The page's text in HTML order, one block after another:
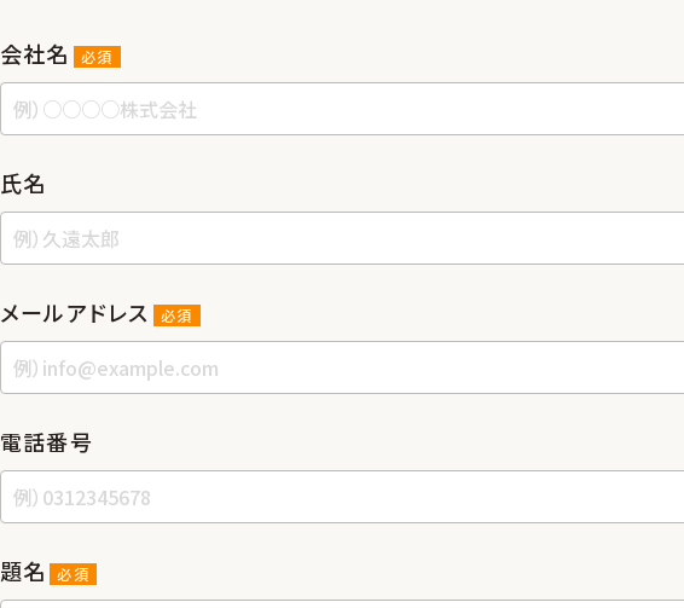
会社名 必須
⽒名
メールアドレス 必須
電話番号
題名 必須